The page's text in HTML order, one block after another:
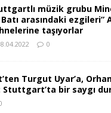
müzik grubu
arasındaki ezgileri”
taşıyorlar
0
Turgut Uyar’a,
Stuttgart’ta bir saygı